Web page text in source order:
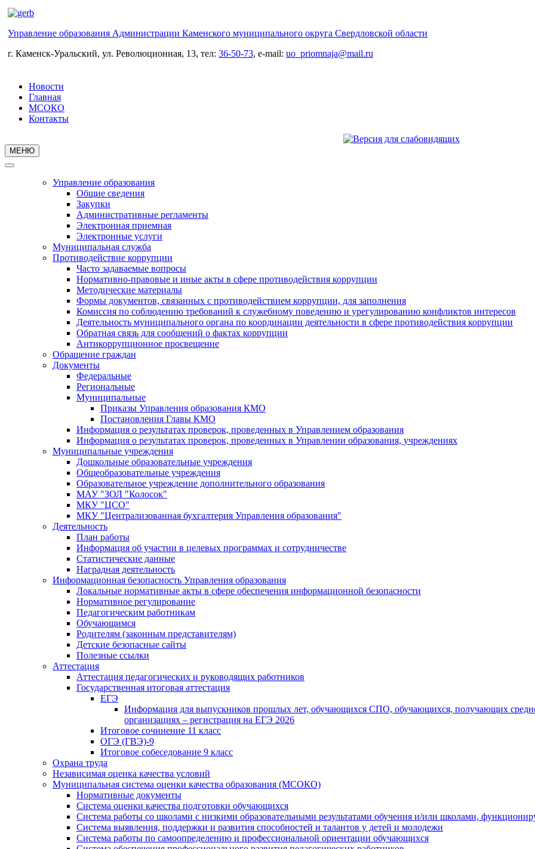
Управление образования Администрации Каменского муниципального округа Свердловской области
г. Каменск-Уральский, ул. Революционная, 13, тел: 36-50-73, e-mail: uo_priomnaja@mail.ru
Новости
Главная
МСОКО
Контакты
МЕНЮ
Управление образования
Общие сведения
Закупки
Административные регламенты
Электронная приемная
Электронные услуги
Муниципальная служба
Противодействие коррупции
Часто задаваемые вопросы
Нормативно-правовые и иные акты в сфере противодействия коррупции
Методические материалы
Формы документов, связанных с противодействием коррупции, для заполнения
Комиссия по соблюдению требований к служебному поведению и урегулированию конфликтов интересов
Деятельность муниципального органа по координации деятельности в сфере противодействия коррупции
Обратная связь для сообщений о фактах коррупции
Антикоррупционное просвещение
Обращение граждан
Документы
Федеральные
Региональные
Муниципальные
Приказы Управления образования КМО
Постановления Главы КМО
Информация о результатах проверок, проведенных в Управлением образования
Информация о результатах проверок, проведенных в Управлении образования, учреждениях
Муниципальные учреждения
Дошкольные образовательные учреждения
Общеобразовательные учреждения
Образовательное учреждение дополнительного образования
МАУ "ЗОЛ "Колосок"
МКУ "ЦСО"
МКУ "Централизованная бухгалтерия Управления образования"
Деятельность
План работы
Информация об участии в целевых программах и сотрудничестве
Статистические данные
Наградная деятельность
Информационная безопасность Управления образования
Локальные нормативные акты в сфере обеспечения информационной безопасности
Нормативное регулирование
Педагогическим работникам
Обучающимся
Родителям (законным представителям)
Детские безопасные сайты
Полезные ссылки
Аттестация
Аттестация педагогических и руководящих работников
Государственная итоговая аттестация
ЕГЭ
Информация для выпускников прошлых лет, обучающихся СПО, обучающихся, получающих
организациях – регистрация на ЕГЭ 2026
Итоговое сочинение 11 класс
ОГЭ (ГВЭ)-9
Итоговое собеседование 9 класс
Охрана труда
Независимая оценка качества условий
Муниципальная система оценки качества образования (МСОКО)
Нормативные документы
Система оценки качества подготовки обучающихся
Система работы со школами с низкими образовательными результатами обучения и/или школами,
Система выявления, поддержки и развития способностей и талантов у детей и молодежи
Система работы по самоопределению и профессиональной ориентации обучающихся